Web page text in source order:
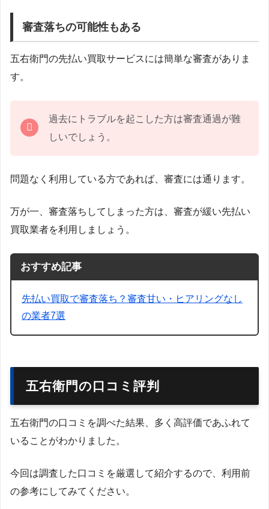
審査落ちの可能性もある
五右衛門の先払い買取サービスには簡単な審査がありま
す。
過去にトラブルを起こした方は審査通過が難
しいでしょう。
問題なく利用している方であれば、審査には通ります。
万が一、審査落ちしてしまった方は、審査が緩い先払い
買取業者を利用しましょう。
おすすめ記事
先払い買取で審査落ち？審査甘い・ヒアリングなし
の業者7選
五右衛門の口コミ評判
五右衛門の口コミを調べた結果、多く高評価であふれて
いることがわかりました。
今回は調査した口コミを厳選して紹介するので、利用前
の参考にしてみてください。